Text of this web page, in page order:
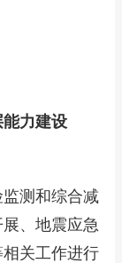
力建设
测和综合减
、地震应急
关工作进行